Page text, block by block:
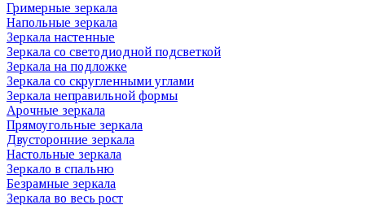
Гримерные зеркала
Напольные зеркала
Зеркала настенные
Зеркала со светодиодной подсветкой
Зеркала на подложке
Зеркала со скругленными углами
Зеркала неправильной формы
Арочные зеркала
Прямоугольные зеркала
Двусторонние зеркала
Настольные зеркала
Зеркало в спальню
Безрамные зеркала
Зеркала во весь рост